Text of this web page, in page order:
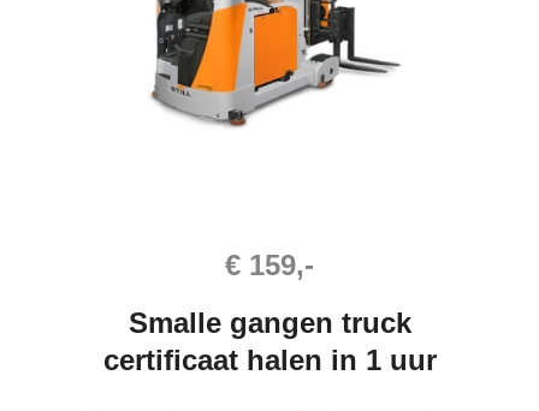
€ 159,-
Smalle gangen truck
certificaat halen in 1 uur